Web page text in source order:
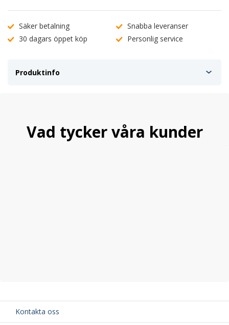
Säker betalning
Snabba leveranser
30 dagars öppet köp
Personlig service
Produktinfo
Vad tycker våra kunder
Kontakta oss